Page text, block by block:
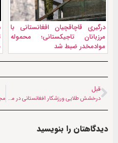
درگیری قاچاقچیان افغانستانی با
مرزبانان تاجیکستانی؛ محموله
موادمخدر ضبط شد
قبل
درخشش طلایی ورزشکار افغانستانی در مسابقات کاراته مشهد
دیدگاهتان را بنویسید